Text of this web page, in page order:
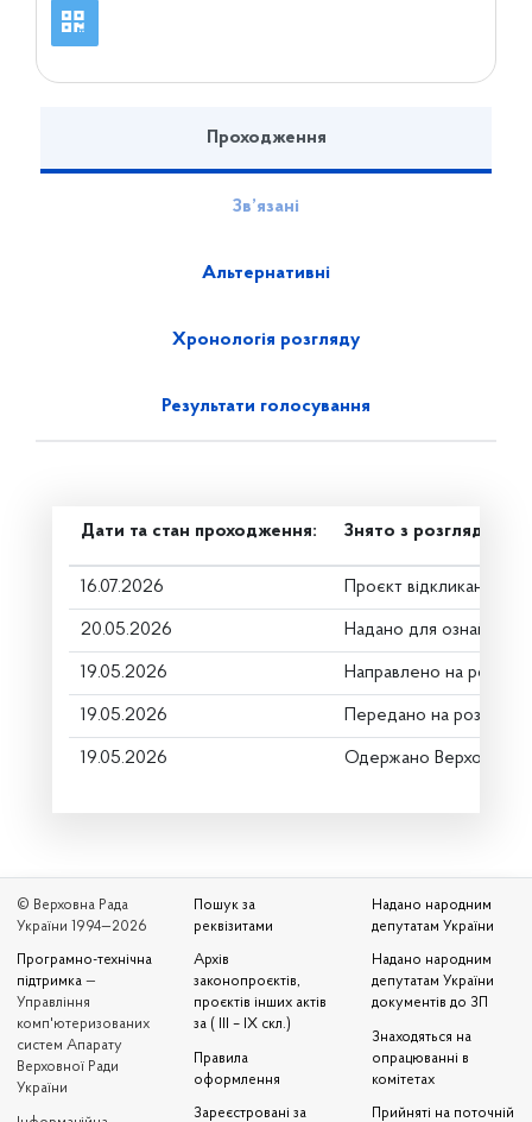
Проходження
Зв’язані
Альтернативні
Хронологія розгляду
Результати голосування
Дати та стан проходження: Знято з розгляду
16.07.2026 Проєкт відкликано
20.05.2026 Надано для
19.05.2026 Направлено на
19.05.2026 Передано на розгляд
19.05.2026 Одержано Верховною
© Верховна Рада
України 1994—2026
Програмно-технічна
підтримка —
Управління
комп'ютеризованих
систем Апарату
Верховної Ради
України
Пошук за
реквізитами
Архів
законопроєктів,
проєктів інших актів
за ( III – IX скл.)
Правила
оформлення
Зареєстровані за
Надано народним
депутатам України
Надано народним
депутатам України
документів до ЗП
Знаходяться на
опрацюванні в
комітетах
Прийняті на поточній